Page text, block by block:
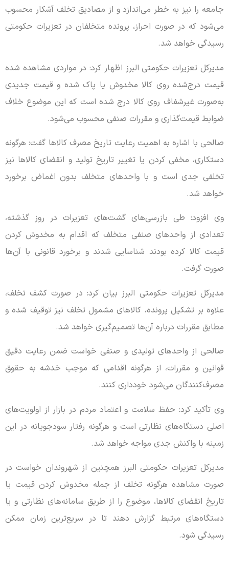
جامعه را نیز به خطر می‌اندازد و از مصادیق تخلف آشکار محسوب
می‌شود که در صورت احراز، پرونده متخلفان در تعزیرات حکومتی
رسیدگی خواهد شد.
مدیرکل تعزیرات حکومتی البرز اظهار کرد: در مواردی مشاهده شده
قیمت درج‌شده روی کالا مخدوش یا پاک شده و قیمت جدیدی
به‌صورت غیرشفاف روی کالا درج شده است که این موضوع خلاف
ضوابط قیمت‌گذاری و مقررات صنفی محسوب می‌شود.
صالحی با اشاره به اهمیت رعایت تاریخ مصرف کالاها گفت: هرگونه
دستکاری، مخفی کردن یا تغییر تاریخ تولید و انقضای کالاها نیز
تخلفی جدی است و با واحدهای متخلف بدون اغماض برخورد
خواهد شد.
وی افزود: طی بازرسی‌های گشت‌های تعزیرات در روز گذشته،
تعدادی از واحدهای صنفی متخلف که اقدام به مخدوش کردن
قیمت کالا کرده بودند شناسایی شدند و برخورد قانونی با آن‌ها
صورت گرفت.
مدیرکل تعزیرات حکومتی البرز بیان کرد: در صورت کشف تخلف،
علاوه بر تشکیل پرونده، کالاهای مشمول تخلف نیز توقیف شده و
مطابق مقررات درباره آن‌ها تصمیم‌گیری خواهد شد.
صالحی از واحدهای تولیدی و صنفی خواست ضمن رعایت دقیق
قوانین و مقررات، از هرگونه اقدامی که موجب خدشه به حقوق
مصرف‌کنندگان می‌شود خودداری کنند.
وی تأکید کرد: حفظ سلامت و اعتماد مردم در بازار از اولویت‌های
اصلی دستگاه‌های نظارتی است و هرگونه رفتار سودجویانه در این
زمینه با واکنش جدی مواجه خواهد شد.
مدیرکل تعزیرات حکومتی البرز همچنین از شهروندان خواست در
صورت مشاهده هرگونه تخلف از جمله مخدوش کردن قیمت یا
تاریخ انقضای کالاها، موضوع را از طریق سامانه‌های نظارتی و یا
دستگاه‌های مرتبط گزارش دهند تا در سریع‌ترین زمان ممکن
رسیدگی شود.